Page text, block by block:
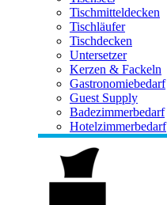
Tischmitteldecken
Tischläufer
Tischdecken
Untersetzer
Kerzen & Fackeln
Gastronomiebedarf
Guest Supply
Badezimmerbedarf
Hotelzimmerbedarf